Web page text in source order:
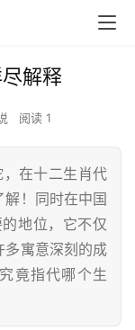
解释
阅读 1
在十二生肖代
！同时在中国
地位，它不仅
多寓意深刻的成
竟指代哪个生